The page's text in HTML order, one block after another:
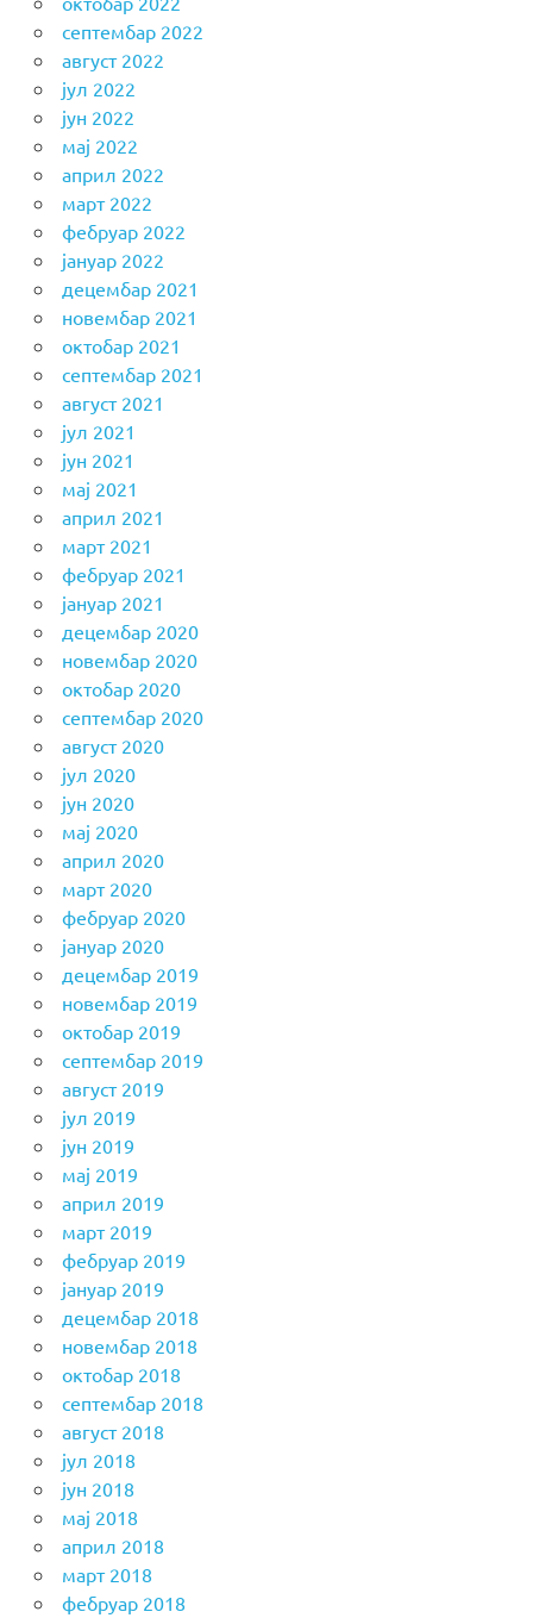
септембар 2022
август 2022
јул 2022
јун 2022
мај 2022
април 2022
март 2022
фебруар 2022
јануар 2022
децембар 2021
новембар 2021
октобар 2021
септембар 2021
август 2021
јул 2021
јун 2021
мај 2021
април 2021
март 2021
фебруар 2021
јануар 2021
децембар 2020
новембар 2020
октобар 2020
септембар 2020
август 2020
јул 2020
јун 2020
мај 2020
април 2020
март 2020
фебруар 2020
јануар 2020
децембар 2019
новембар 2019
октобар 2019
септембар 2019
август 2019
јул 2019
јун 2019
мај 2019
април 2019
март 2019
фебруар 2019
јануар 2019
децембар 2018
новембар 2018
октобар 2018
септембар 2018
август 2018
јул 2018
јун 2018
мај 2018
април 2018
март 2018
фебруар 2018